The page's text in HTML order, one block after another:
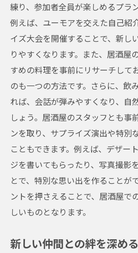
練り、参加者全員が楽しめるプラ
例えば、ユーモアを交えた自己紹
イズ大会を開催することで、新し
りやすくなります。また、居酒屋
すめの料理を事前にリサーチして
のも一つの方法です。さらに、飲
れば、会話が弾みやすくなり、自
しょう。居酒屋のスタッフとも事
ンを取り、サプライズ演出や特別
こともできます。例えば、デザー
ジを書いてもらったり、写真撮影
とで、特別な思い出を作ることが
ントを押さえることで、居酒屋で
しいものとなります。
新しい仲間との絆を深め